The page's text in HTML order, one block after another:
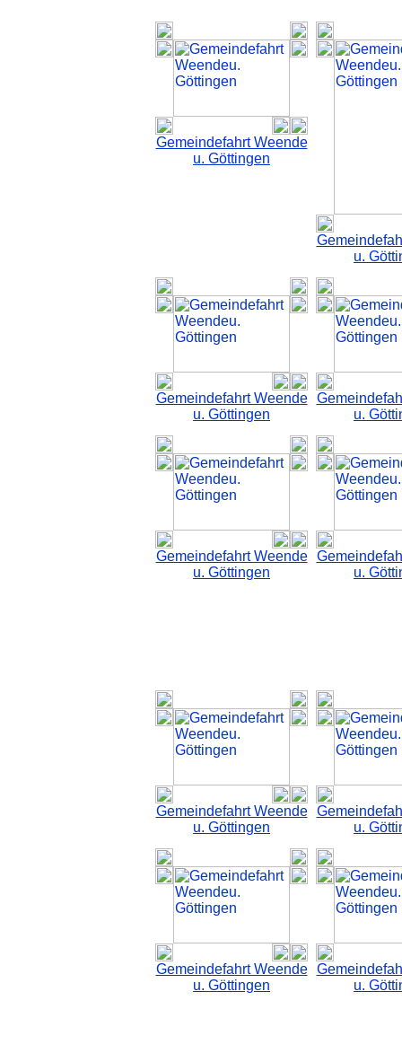
Gemeindefahrt Weende
u. Göttingen
u.
Gemeindefahrt Weende
u. Göttingen
u.
Gemeindefahrt Weende
u. Göttingen
u.
Gemeindefahrt Weende
u. Göttingen
u.
Gemeindefahrt Weende
u. Göttingen
u.